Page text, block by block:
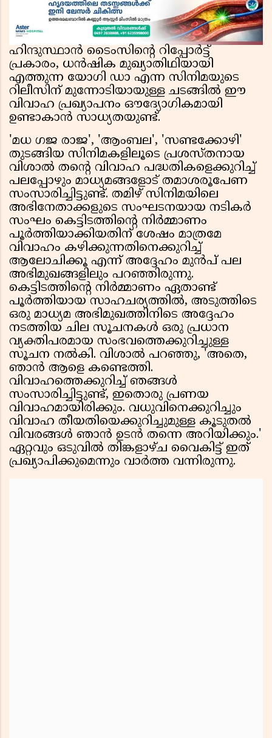
ഹിന്ദുസ്ഥാൻ ടൈംസിൻ്റെ റിപ്പോർട്ട്
പ്രകാരം, ധൻഷിക മുഖ്യാതിഥിയായി
എത്തുന്ന യോഗി ഡാ എന്ന സിനിമയുടെ
റിലീസിന് മുന്നോടിയായുള്ള ചടങ്ങിൽ ഈ
വിവാഹ പ്രഖ്യാപനം ഔദ്യോഗികമായി
ഉണ്ടാകാൻ സാധ്യതയുണ്ട്.
'മധ ഗജ രാജ', 'ആംബല', 'സണ്ടക്കോഴി'
തുടങ്ങിയ സിനിമകളിലൂടെ പ്രശസ്തനായ
വിശാൽ തൻ്റെ വിവാഹ പദ്ധതികളെക്കുറിച്ച്
പലപ്പോഴും മാധ്യമങ്ങളോട് തമാശരൂപേണ
സംസാരിച്ചിട്ടുണ്ട്. തമിഴ് സിനിമയിലെ
അഭിനേതാക്കളുടെ സംഘടനയായ നടികർ
സംഘം കെട്ടിടത്തിൻ്റെ നിർമ്മാണം
പൂർത്തിയാക്കിയതിന് ശേഷം മാത്രമേ
വിവാഹം കഴിക്കുന്നതിനെക്കുറിച്ച്
ആലോചിക്കൂ എന്ന് അദ്ദേഹം മുൻപ് പല
അഭിമുഖങ്ങളിലും പറഞ്ഞിരുന്നു.
കെട്ടിടത്തിൻ്റെ നിർമ്മാണം ഏതാണ്ട്
പൂർത്തിയായ സാഹചര്യത്തിൽ, അടുത്തിടെ
ഒരു മാധ്യമ അഭിമുഖത്തിനിടെ അദ്ദേഹം
നടത്തിയ ചില സൂചനകൾ ഒരു പ്രധാന
വ്യക്തിപരമായ സംഭവത്തെക്കുറിച്ചുള്ള
സൂചന നൽകി. വിശാൽ പറഞ്ഞു, 'അതെ,
ഞാൻ ആളെ കണ്ടെത്തി.
വിവാഹത്തെക്കുറിച്ച് ഞങ്ങൾ
സംസാരിച്ചിട്ടുണ്ട്, ഇതൊരു പ്രണയ
വിവാഹമായിരിക്കും. വധുവിനെക്കുറിച്ചും
വിവാഹ തീയതിയെക്കുറിച്ചുമുള്ള കൂടുതൽ
വിവരങ്ങൾ ഞാൻ ഉടൻ തന്നെ അറിയിക്കും.'
ഏറ്റവും ഒടുവിൽ തിങ്കളാഴ്ച വൈകിട്ട് ഇത്
പ്രഖ്യാപിക്കുമെന്നും വാർത്ത വന്നിരുന്നു.